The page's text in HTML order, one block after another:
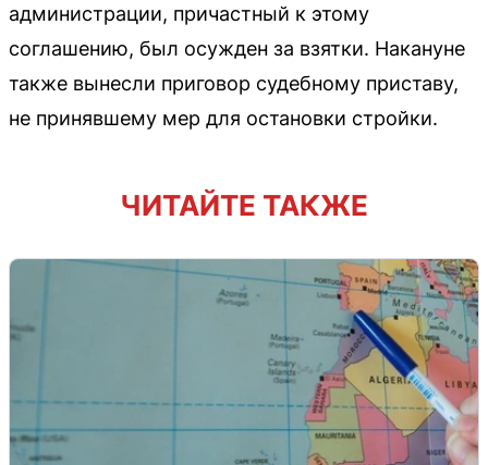
администрации, причастный к этому
соглашению, был осужден за взятки. Накануне
также вынесли приговор судебному приставу,
не принявшему мер для остановки стройки.
ЧИТАЙТЕ ТАКЖЕ